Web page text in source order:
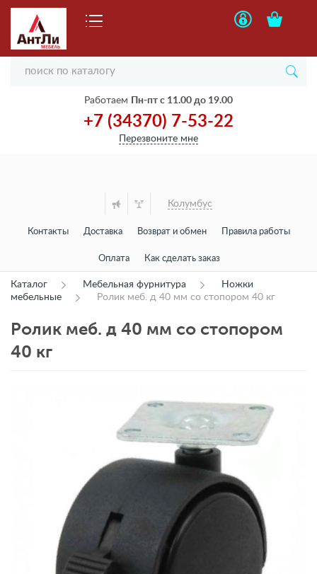
Работаем Пн-пт с 11.00 до 19.00
+7 (34370) 7-53-22
Перезвоните мне
Колумбус
Контакты Доставка Возврат и обмен Правила работы
Оплата Как сделать заказ
Каталог Мебельная фурнитура
Ножки
мебельные
Ролик меб. д 40 мм со стопором 40 кг
Ролик меб. д 40 мм со стопором
40 кг